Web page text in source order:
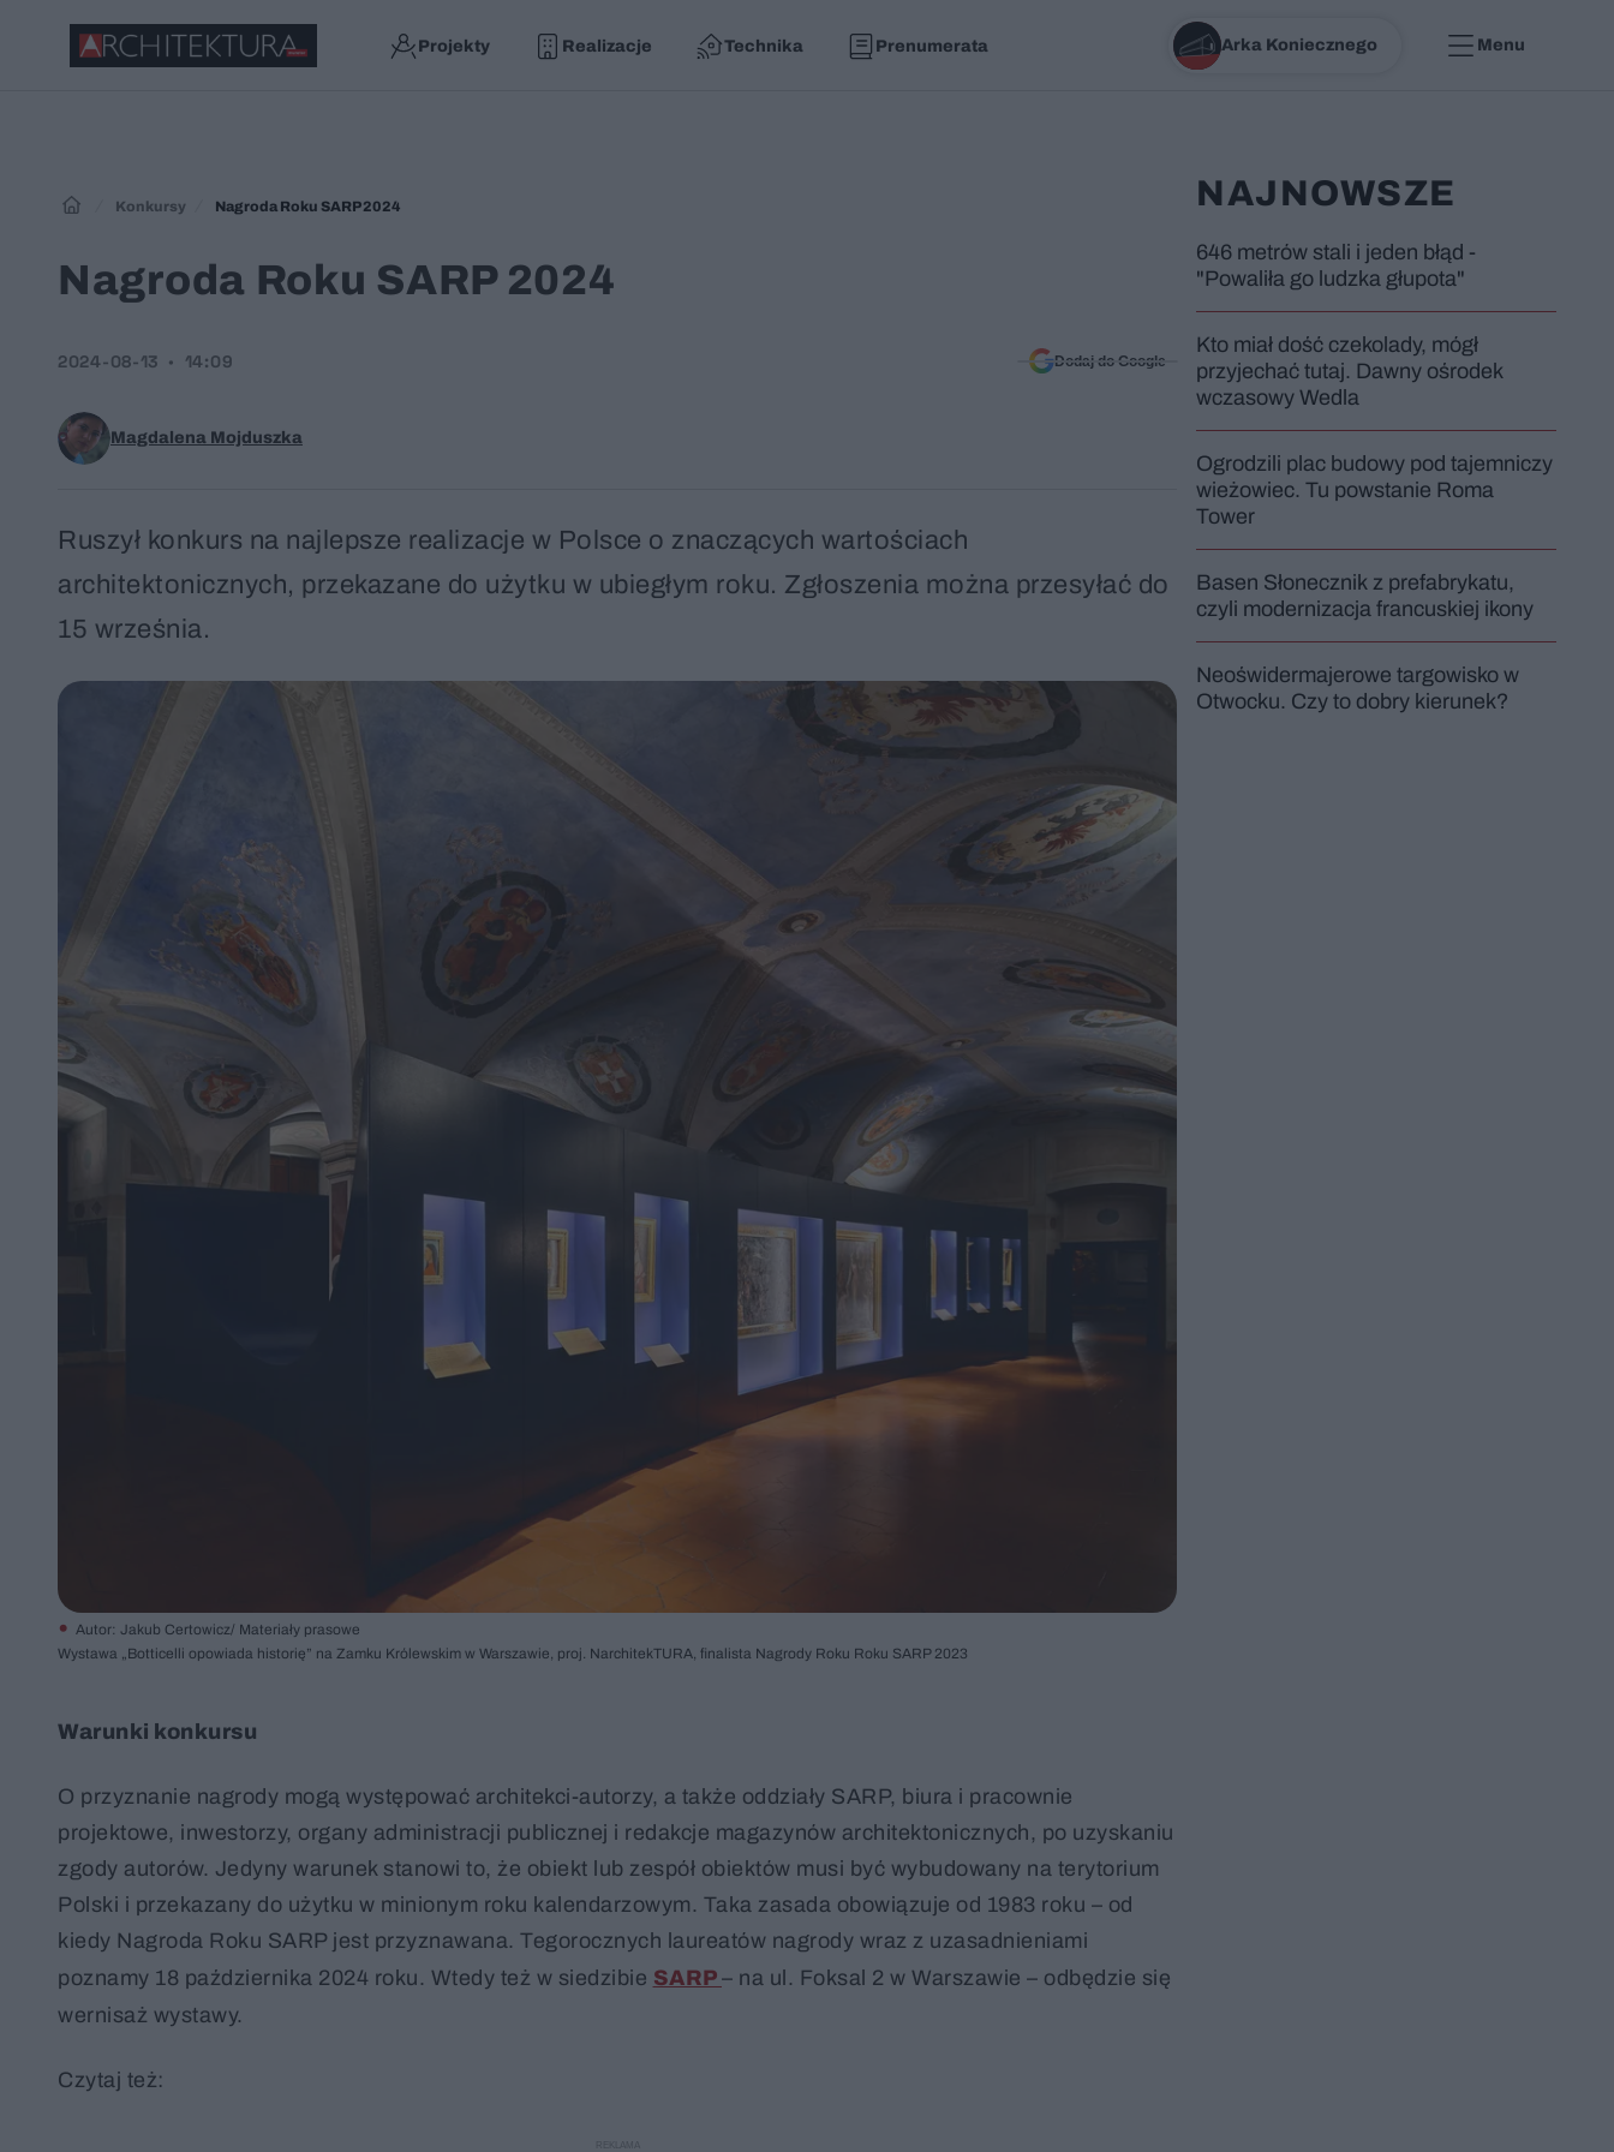
Projekty Realizacje Technika Prenumerata Arka Koniecznego Menu
Konkursy Nagroda Roku SARP 2024
Nagroda Roku SARP 2024
Magdalena Mojduszka
2024-08-13 14:09 Dodaj do Google
Ruszył konkurs na najlepsze realizacje w Polsce o znaczących wartościach
architektonicznych, przekazane do użytku w ubiegłym roku. Zgłoszenia można przesyłać do
15 września.
Autor: Jakub Certowicz/ Materiały prasowe
Wystawa „Botticelli opowiada historię” na Zamku Królewskim w Warszawie, proj. NarchitekTURA, finalista Nagrody Roku Roku SARP 2023
Warunki konkursu
O przyznanie nagrody mogą występować architekci-autorzy, a także oddziały SARP, biura i pracownie
projektowe, inwestorzy, organy administracji publicznej i redakcje magazynów architektonicznych, po uzyskaniu
zgody autorów. Jedyny warunek stanowi to, że obiekt lub zespół obiektów musi być wybudowany na terytorium
Polski i przekazany do użytku w minionym roku kalendarzowym. Taka zasada obowiązuje od 1983 roku – od
kiedy Nagroda Roku SARP jest przyznawana. Tegorocznych laureatów nagrody wraz z uzasadnieniami
poznamy 18 października 2024 roku. Wtedy też w siedzibie SARP – na ul. Foksal 2 w Warszawie – odbędzie się
wernisaż wystawy.
Czytaj też:
NAJNOWSZE
646 metrów stali i jeden błąd -
"Powaliła go ludzka głupota"
Kto miał dość czekolady, mógł
przyjechać tutaj. Dawny ośrodek
wczasowy Wedla
Ogrodzili plac budowy pod tajemniczy
wieżowiec. Tu powstanie Roma
Tower
Basen Słonecznik z prefabrykatu,
czyli modernizacja francuskiej ikony
Neoświdermajerowe targowisko w
Otwocku. Czy to dobry kierunek?